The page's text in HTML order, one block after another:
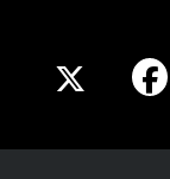
Share
X